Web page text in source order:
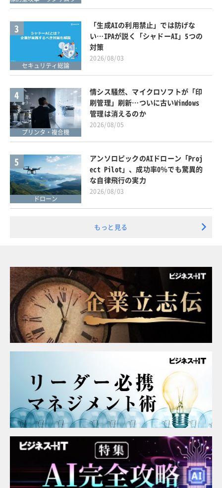
3
セキュリティ総論
「生成AIの利用禁止」では防げな
い…IPAが説く「シャドーAI」5つの
対策
2026/08/03
4
プリンタ・複合機
情シス騒然、マイクロソフトが「印
刷管理」刷新…ついに古いWindows
管理は消えるのか
2026/08/05
5
ドローン
アンソロピックのAIドローン「Proj
ect Pilot」、成功率0％でも驚異的
な自律飛行の実力
2026/08/03
もっと見る